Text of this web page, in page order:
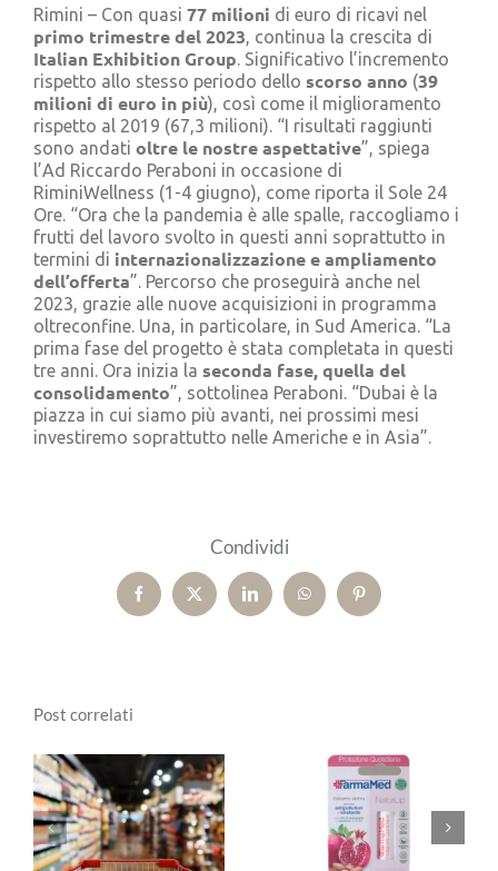
per:
Rimini – Con quasi 77 milioni di euro di ricavi nel
primo trimestre del 2023, continua la crescita di
Italian Exhibition Group. Significativo l’incremento
rispetto allo stesso periodo dello scorso anno (39
milioni di euro in più), così come il miglioramento
rispetto al 2019 (67,3 milioni). “I risultati raggiunti
sono andati oltre le nostre aspettative”, spiega
l’Ad Riccardo Peraboni in occasione di
RiminiWellness (1-4 giugno), come riporta il Sole 24
Ore. “Ora che la pandemia è alle spalle, raccogliamo i
frutti del lavoro svolto in questi anni soprattutto in
termini di internazionalizzazione e ampliamento
dell’offerta”. Percorso che proseguirà anche nel
2023, grazie alle nuove acquisizioni in programma
oltreconfine. Una, in particolare, in Sud America. “La
prima fase del progetto è stata completata in questi
tre anni. Ora inizia la seconda fase, quella del
consolidamento”, sottolinea Peraboni. “Dubai è la
piazza in cui siamo più avanti, nei prossimi mesi
investiremo soprattutto nelle Americhe e in Asia”.
Condividi
FacebookX LinkedInWhatsAppPinterest
Post correlati